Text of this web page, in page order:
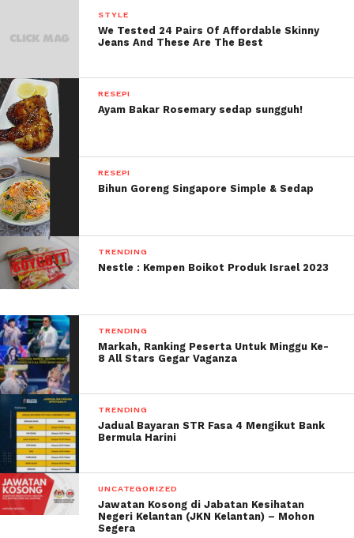
STYLE
We Tested 24 Pairs Of Affordable Skinny
Jeans And These Are The Best
RESEPI
Ayam Bakar Rosemary sedap sungguh!
RESEPI
Bihun Goreng Singapore Simple & Sedap
TRENDING
Nestle : Kempen Boikot Produk Israel 2023
TRENDING
Markah, Ranking Peserta Untuk Minggu Ke-
8 All Stars Gegar Vaganza
TRENDING
Jadual Bayaran STR Fasa 4 Mengikut Bank
Bermula Harini
UNCATEGORIZED
Jawatan Kosong di Jabatan Kesihatan
Negeri Kelantan (JKN Kelantan) – Mohon
Segera